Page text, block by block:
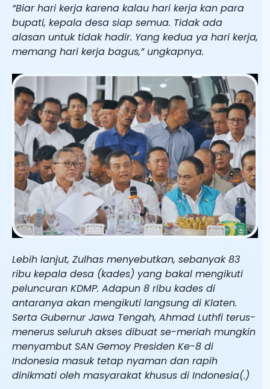
“Biar hari kerja karena kalau hari kerja kan para
bupati, kepala desa siap semua. Tidak ada
alasan untuk tidak hadir. Yang kedua ya hari kerja,
memang hari kerja bagus,” ungkapnya.
Lebih lanjut, Zulhas menyebutkan, sebanyak 83
ribu kepala desa (kades) yang bakal mengikuti
peluncuran KDMP. Adapun 8 ribu kades di
antaranya akan mengikuti langsung di Klaten.
Serta Gubernur Jawa Tengah, Ahmad Luthfi terus-
menerus seluruh akses dibuat se-meriah mungkin
menyambut SAN Gemoy Presiden Ke-8 di
Indonesia masuk tetap nyaman dan rapih
dinikmati oleh masyarakat khusus di Indonesia(.)